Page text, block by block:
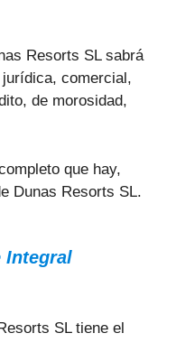
Resorts SL sabrá
comercial,
de morosidad,
que hay,
Dunas Resorts SL.
Integral
SL tiene el